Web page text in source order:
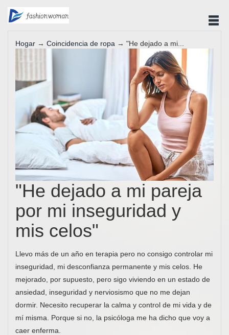
Hogar → Coincidencia de ropa → "He dejado a mi...
"He dejado a mi pareja
por mi inseguridad y
mis celos"
Llevo más de un año en terapia pero no consigo controlar mi
inseguridad, mi desconfianza permanente y mis celos. He
mejorado, por supuesto, pero sigo viviendo en un estado de
ansiedad, inseguridad y nerviosismo que no me dejan
dormir. Necesito recuperar la calma y control de mi vida y de
mí misma. Porque si no, la psicóloga me ha dicho que voy a
caer enferma.